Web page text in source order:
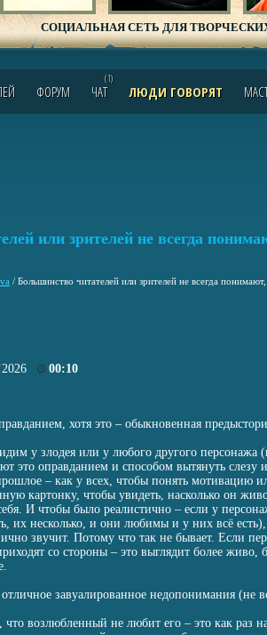
СОЦИАЛЬНАЯ СЕТЬ ДЛЯ
ФОРУМ ЧАТ
(1)
ЛЮДИ ГОВОРЯТ
или зрителей не всегда
/ Большинство читателей или зрителей не всегда
00:10
хотя это – обыкновенная
у злодея или у любого другого
это оправданием и способом вытянуть слезу
– как у всех, чтобы понять мотивацию
картонку, чтобы увидеть, насколько он
И чтобы было реалистично – если у
их несколько, и они любимы и у них всё
звучит. Потому что так не бывает. Если
со стороны – это выглядит более живо,
завуалированное недопонимания (не
что возлюбленный не любит его – это как раз